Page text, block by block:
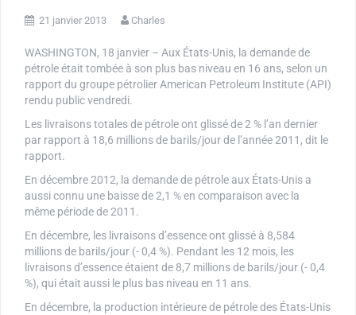
21 janvier 2013 Charles
WASHINGTON, 18 janvier – Aux États-Unis, la demande de
pétrole était tombée à son plus bas niveau en 16 ans, selon un
rapport du groupe pétrolier American Petroleum Institute (API)
rendu public vendredi.
Les livraisons totales de pétrole ont glissé de 2 % l’an dernier
par rapport à 18,6 millions de barils/jour de l’année 2011, dit le
rapport.
En décembre 2012, la demande de pétrole aux États-Unis a
aussi connu une baisse de 2,1 % en comparaison avec la
même période de 2011.
En décembre, les livraisons d’essence ont glissé à 8,584
millions de barils/jour (- 0,4 %). Pendant les 12 mois, les
livraisons d’essence étaient de 8,7 millions de barils/jour (- 0,4
%), qui était aussi le plus bas niveau en 11 ans.
En décembre, la production intérieure de pétrole des États-Unis